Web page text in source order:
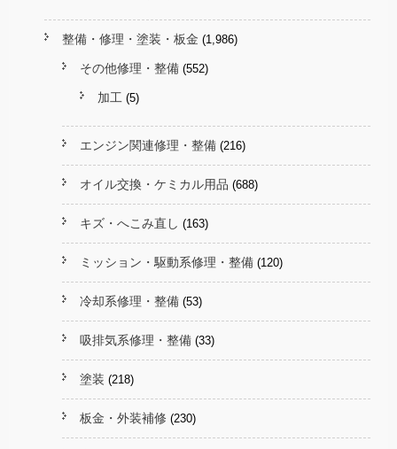
整備・修理・塗装・板金 (1,986)
その他修理・整備 (552)
加工 (5)
エンジン関連修理・整備 (216)
オイル交換・ケミカル用品 (688)
キズ・へこみ直し (163)
ミッション・駆動系修理・整備 (120)
冷却系修理・整備 (53)
吸排気系修理・整備 (33)
塗装 (218)
板金・外装補修 (230)